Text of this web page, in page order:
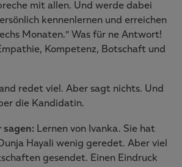
mit allen. Und werde dabei
kennenlernen und erreichen
Monaten.” Was für ne Antwort!
Kompetenz, Botschaft und
redet viel. Aber sagt nichts. Und
die Kandidatin.
sagen: Lernen von Ivanka. Sie hat
Hayali wenig geredet. Aber viel
gesendet. Einen Eindruck